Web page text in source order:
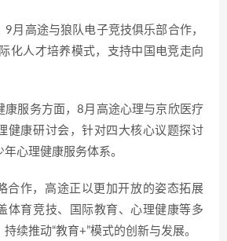
9月高途与狼队电子竞技俱乐部合作，
化人才培养模式，支持中国电竞走向
康服务方面，8月高途心理与京欣医疗
健康研讨会，针对四大核心议题探讨
心理健康服务体系。
合作，高途正以更加开放的姿态拓展
体育竞技、国际教育、心理健康等多
续推动“教育+”模式的创新与发展。